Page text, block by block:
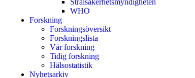
Strålsäkerhetsmyndigheten
WHO
Forskning
Forskningsöversikt
Forskningslista
Vår forskning
Tidig forskning
Hälsostatistik
Nyhetsarkiv